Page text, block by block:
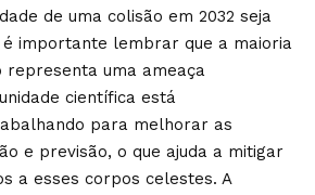
de uma colisão em 2032 seja
importante lembrar que a maioria
representa uma ameaça
científica está
para melhorar as
e previsão, o que ajuda a mitigar
a esses corpos celestes. A